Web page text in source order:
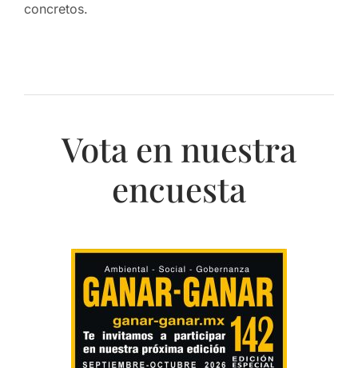
concretos.
Vota en nuestra
encuesta